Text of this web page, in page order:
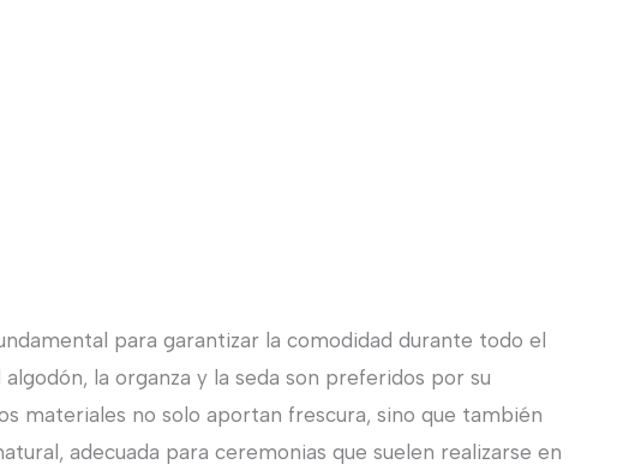
para garantizar la comodidad durante todo el
la organza y la seda son preferidos por su
materiales no solo aportan frescura, sino que también
adecuada para ceremonias que suelen realizarse en